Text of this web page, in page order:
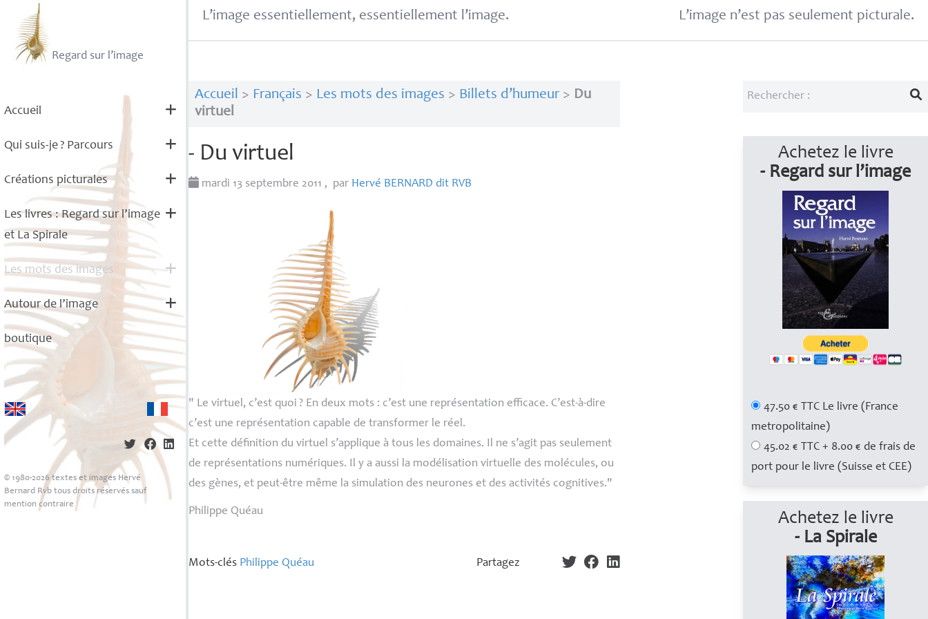
Regard sur l’image
Accueil
Qui suis-je? Parcours
Créations picturales
Les livres : Regard sur l’image
et La Spirale
Les mots des images
Autour de l’image
boutique
© 1980-2026 textes et images Hervé
Bernard Rvb tous droits réservés sauf
mention contraire
L’image essentiellement, essentiellement l’image. L’image n’est pas seulement picturale.
Accueil > Français > Les mots des images > Billets d’humeur> Du
virtuel
- Du virtuel
mardi 13 septembre 2011 , par Hervé BERNARD dit RVB
" Le virtuel, c’est quoi ? En deux mots : c’est une représentation efficace. C’est-à-dire
c’est une représentation capable de transformer le réel.
Et cette définition du virtuel s’applique à tous les domaines. Il ne s’agit pas seulement
de représentations numériques. Il y a aussi la modélisation virtuelle des molécules, ou
des gènes, et peut-être même la simulation des neurones et des activités cognitives."
Philippe Quéau
Mots-clés Philippe Quéau Partagez
Achetez le livre
- Regard sur l’image
47.50 € TTC Le livre (France
metropolitaine)
45.02 € TTC + 8.00 € de frais de
port pour le livre (Suisse et CEE)
Achetez le livre
- La Spirale